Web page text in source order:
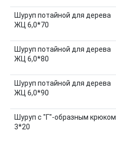
Шуруп потайной для дерева
ЖЦ 6,0*70
Шуруп потайной для дерева
ЖЦ 6,0*80
Шуруп потайной для дерева
ЖЦ 6,0*90
Шуруп с "Г"-образным крюком
3*20